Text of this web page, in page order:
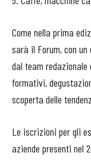
Come nella prima
sarà il Forum, con
dal team redazionale
formativi,
scoperta delle
Le iscrizioni per gli
aziende presenti nel